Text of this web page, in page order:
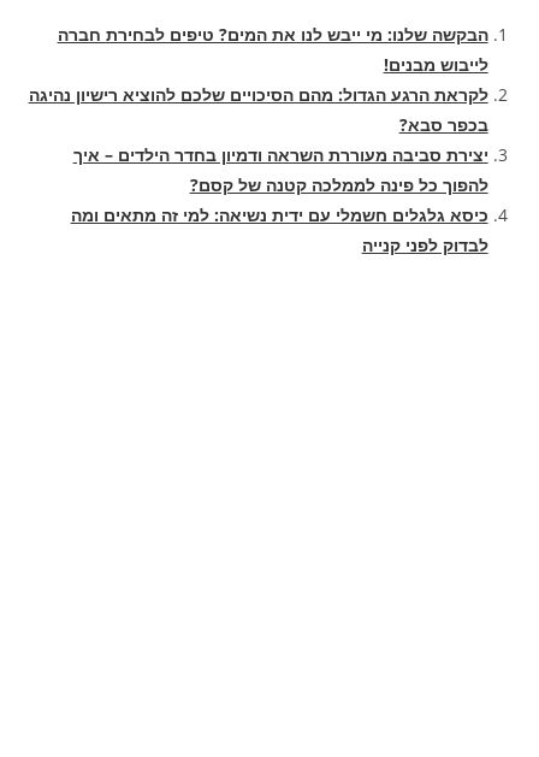
הבקשה שלנו: מי ייבש לנו את המים? טיפים לבחירת חברה
לייבוש מבנים!
לקראת הרגע הגדול: מהם הסיכויים שלכם להוציא רישיון נהיגה
בכפר סבא?
יצירת סביבה מעוררת השראה ודמיון בחדר הילדים – איך
להפוך כל פינה לממלכה קטנה של קסם?
כיסא גלגלים חשמלי עם ידית נשיאה: למי זה מתאים ומה
לבדוק לפני קנייה